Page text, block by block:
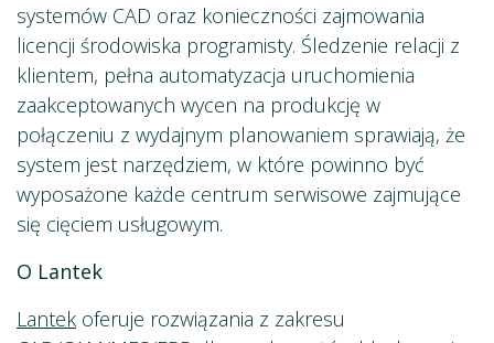
systemów CAD oraz konieczności zajmowania
licencji środowiska programisty. Śledzenie relacji z
klientem, pełna automatyzacja uruchomienia
zaakceptowanych wycen na produkcję w
połączeniu z wydajnym planowaniem sprawiają, że
system jest narzędziem, w które powinno być
wyposażone każde centrum serwisowe zajmujące
się cięciem usługowym.
O Lantek
Lantek oferuje rozwiązania z zakresu